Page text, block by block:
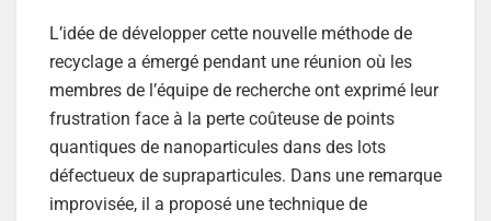
L’idée de développer cette nouvelle méthode de
recyclage a émergé pendant une réunion où les
membres de l’équipe de recherche ont exprimé leur
frustration face à la perte coûteuse de points
quantiques de nanoparticules dans des lots
défectueux de supraparticules. Dans une remarque
improvisée, il a proposé une technique de